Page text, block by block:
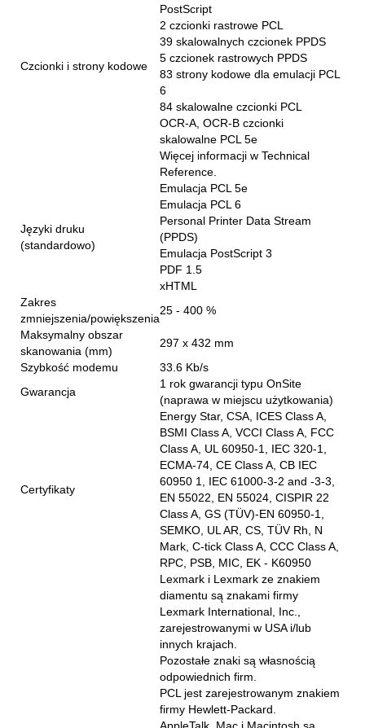
Czcionki i strony kodowe
PostScript
2 czcionki rastrowe PCL
39 skalowalnych czcionek PPDS
5 czcionek rastrowych PPDS
83 strony kodowe dla emulacji PCL
6
84 skalowalne czcionki PCL
OCR-A, OCR-B czcionki
skalowalne PCL 5e
Więcej informacji w Technical
Reference.
Języki druku
(standardowo)
Emulacja PCL 5e
Emulacja PCL 6
Personal Printer Data Stream
(PPDS)
Emulacja PostScript 3
PDF 1.5
xHTML
Zakres
zmniejszenia/powiększenia
25 - 400 %
Maksymalny obszar
skanowania (mm)
297 x 432 mm
Szybkość modemu
33.6 Kb/s
Gwarancja
1 rok gwarancji typu OnSite
(naprawa w miejscu użytkowania)
Certyfikaty
Energy Star, CSA, ICES Class A,
BSMI Class A, VCCI Class A, FCC
Class A, UL 60950-1, IEC 320-1,
ECMA-74, CE Class A, CB IEC
60950 1, IEC 61000-3-2 and -3-3,
EN 55022, EN 55024, CISPIR 22
Class A, GS (TÜV)-EN 60950-1,
SEMKO, UL AR, CS, TÜV Rh, N
Mark, C-tick Class A, CCC Class A,
RPC, PSB, MIC, EK - K60950
Lexmark i Lexmark ze znakiem
diamentu są znakami firmy
Lexmark International, Inc.,
zarejestrowanymi w USA i/lub
innych krajach.
Pozostałe znaki są własnością
odpowiednich firm.
PCL jest zarejestrowanym znakiem
firmy Hewlett-Packard.